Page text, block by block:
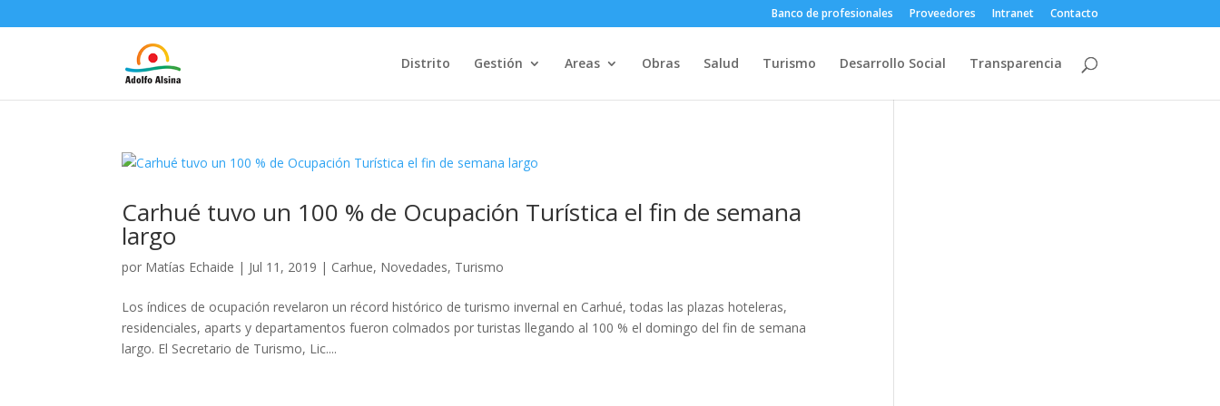
Banco de profesionales Proveedores Intranet Contacto
Distrito Gestión Areas Obras Salud Turismo Desarrollo Social Transparencia
Carhué tuvo un 100 % de Ocupación Turística el fin de semana
largo
por Matías Echaide | Jul 11, 2019 | Carhue, Novedades, Turismo
Los índices de ocupación revelaron un récord histórico de turismo invernal en Carhué, todas las plazas hoteleras,
residenciales, aparts y departamentos fueron colmados por turistas llegando al 100 % el domingo del fin de semana
largo. El Secretario de Turismo, Lic....